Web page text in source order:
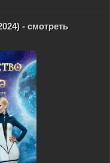
- смотреть